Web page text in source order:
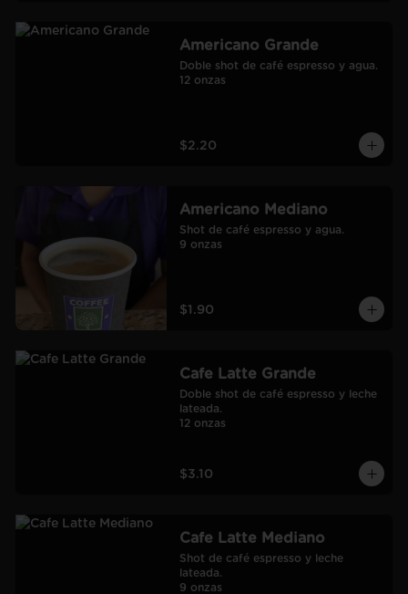
Americano Grande
Doble shot de café espresso y agua.
12 onzas
$2.20
Americano Mediano
Shot de café espresso y agua.
9 onzas
$1.90
Cafe Latte Grande
Doble shot de café espresso y leche
lateada.
12 onzas
$3.10
Cafe Latte Mediano
Shot de café espresso y leche
lateada.
9 onzas